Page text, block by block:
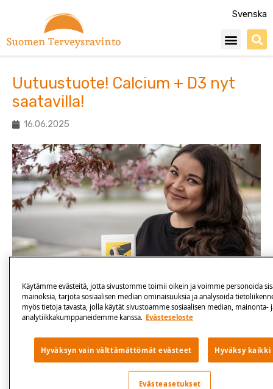
Svenska
Menu
Uutuustuote! Calcium + D3 nyt
saatavilla!
16.06.2025
vitamiinia sisältävä yhdistelmävalmiste tukee
luustoa, lihaksia ja hampaita – D-vitamiini edistää
kalsiumin imeytymistä, mikä tekee siitä tehokkaan
Käytämme evästeitä, jotta sivustomme toimii oikein ja voimme personoida
mainoksia, tarjota sosiaalisen median ominaisuuksia ja analysoida
myös tietoja tavasta, jolla käytät sivustoamme sosiaalisen median, mainonta-
analytiikkakumppaneidemme kanssa. Evästeseloste
Hyväksyn vain välttämättömät evästeet Hyväksy
Evästeasetukset